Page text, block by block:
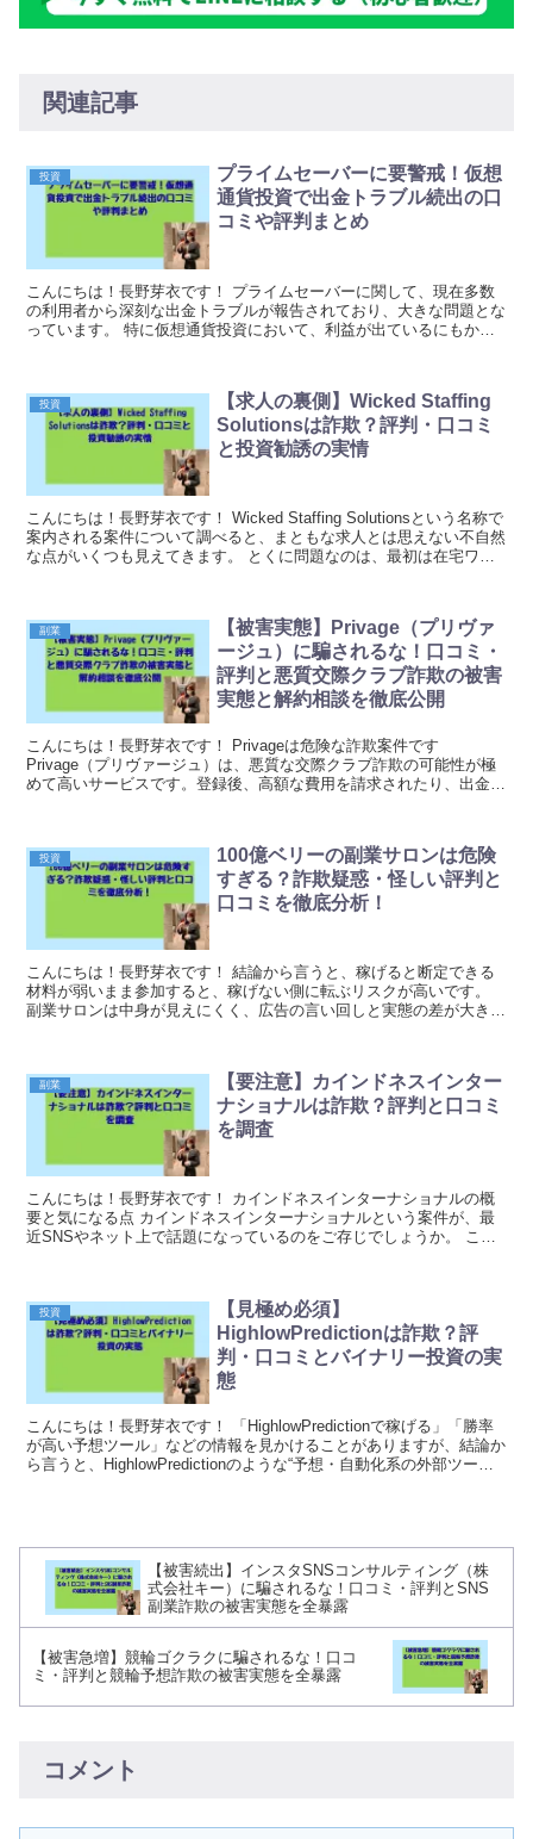
関連記事
投資
プライムセーバーに要警戒！仮想
通貨投資で出金トラブル続出の口
コミや評判まとめ
こんにちは！長野芽衣です！ プライムセーバーに関して、現在多数
の利用者から深刻な出金トラブルが報告されており、大きな問題とな
っています。 特に仮想通貨投資において、利益が出ているにもかか
投資
【求人の裏側】Wicked Staffing
Solutionsは詐欺？評判・口コミ
と投資勧誘の実情
こんにちは！長野芽衣です！ Wicked Staffing Solutionsという名称で
案内される案件について調べると、まともな求人とは思えない不自然
な点がいくつも見えてきます。 とくに問題なのは、最初は在宅ワー
副業
【被害実態】Privage（プリヴァ
ージュ）に騙されるな！口コミ・
評判と悪質交際クラブ詐欺の被害
実態と解約相談を徹底公開
こんにちは！長野芽衣です！ Privageは危険な詐欺案件です
Privage（プリヴァージュ）は、悪質な交際クラブ詐欺の可能性が極
めて高いサービスです。登録後、高額な費用を請求されたり、出金が
投資
100億ベリーの副業サロンは危険
すぎる？詐欺疑惑・怪しい評判と
口コミを徹底分析！
こんにちは！長野芽衣です！ 結論から言うと、稼げると断定できる
材料が弱いまま参加すると、稼げない側に転ぶリスクが高いです。
副業サロンは中身が見えにくく、広告の言い回しと実態の差が大きい
副業
【要注意】カインドネスインター
ナショナルは詐欺？評判と口コミ
を調査
こんにちは！長野芽衣です！ カインドネスインターナショナルの概
要と気になる点 カインドネスインターナショナルという案件が、最
近SNSやネット上で話題になっているのをご存じでしょうか。 この
投資
【見極め必須】
HighlowPredictionは詐欺？評
判・口コミとバイナリー投資の実
態
こんにちは！長野芽衣です！ 「HighlowPredictionで稼げる」「勝率
が高い予想ツール」などの情報を見かけることがありますが、結論か
ら言うと、HighlowPredictionのような“予想・自動化系の外部ツール
【被害続出】インスタSNSコンサルティング（株
式会社キー）に騙されるな！口コミ・評判とSNS
副業詐欺の被害実態を全暴露
【被害急増】競輪ゴクラクに騙されるな！口コ
ミ・評判と競輪予想詐欺の被害実態を全暴露
コメント